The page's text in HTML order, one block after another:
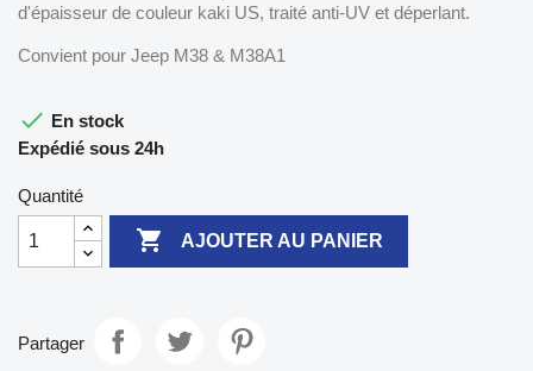
d'épaisseur de couleur kaki US, traité anti-UV et déperlant.
Convient pour Jeep M38 & M38A1
 En stock
Expédié sous 24h
Quantité
 AJOUTER AU PANIER
Partager